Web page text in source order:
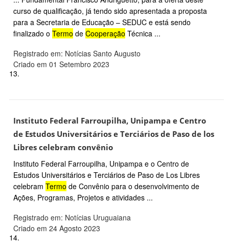
curso de qualificação, já tendo sido apresentada a proposta
para a Secretaria de Educação – SEDUC e está sendo
finalizado o Termo de Cooperação Técnica ...
Registrado em: Notícias Santo Augusto
Criado em 01 Setembro 2023
13.
Instituto Federal Farroupilha, Unipampa e Centro
de Estudos Universitários e Terciários de Paso de los
Libres celebram convênio
Instituto Federal Farroupilha, Unipampa e o Centro de
Estudos Universitários e Terciários de Paso de Los Libres
celebram Termo de Convênio para o desenvolvimento de
Ações, Programas, Projetos e atividades ...
Registrado em: Notícias Uruguaiana
Criado em 24 Agosto 2023
14.